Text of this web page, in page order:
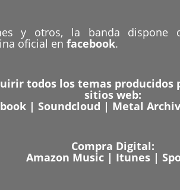
y otros, la banda
oficial en facebook.
todos los temas
sitios web:
| Soundcloud | Metal
Compra Digital:
Amazon Music | Itunes |